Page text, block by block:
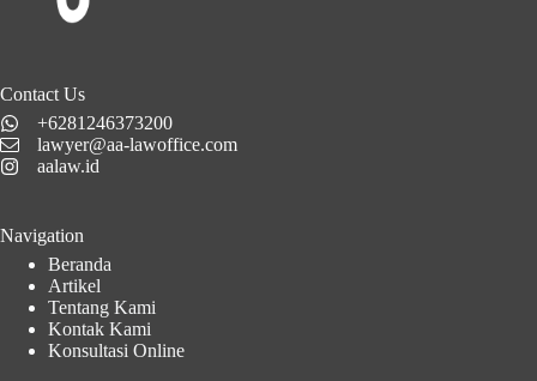
Contact Us
+6281246373200
lawyer@aa-lawoffice.com
aalaw.id
Navigation
Beranda
Artikel
Tentang Kami
Kontak Kami
Konsultasi Online